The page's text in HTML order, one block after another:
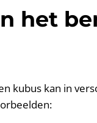
het
kubus kan in